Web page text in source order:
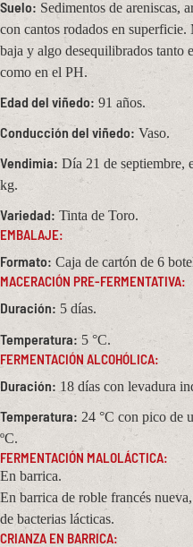
Suelo: Sedimentos de areniscas,
con cantos rodados en superficie.
baja y algo desequilibrados tanto
como en el PH.
Edad del viñedo: 91 años.
Conducción del viñedo:Vaso.
Vendimia: Día 21 de septiembre,
kg.
Variedad: Tinta de Toro.
EMBALAJE:
Formato: Caja de cartón de 6
MACERACIÓN PRE-FERMENTATIVA:
Duración: 5 días.
Temperatura: 5 °C.
FERMENTACIÓN ALCOHÓLICA:
Duración: 18 días con levadura
Temperatura: 24 °C con pico de
ºC.
FERMENTACIÓN MALOLÁCTICA:
En barrica.
En barrica de roble francés
de bacterias lácticas.
CRIANZA EN BARRICA: